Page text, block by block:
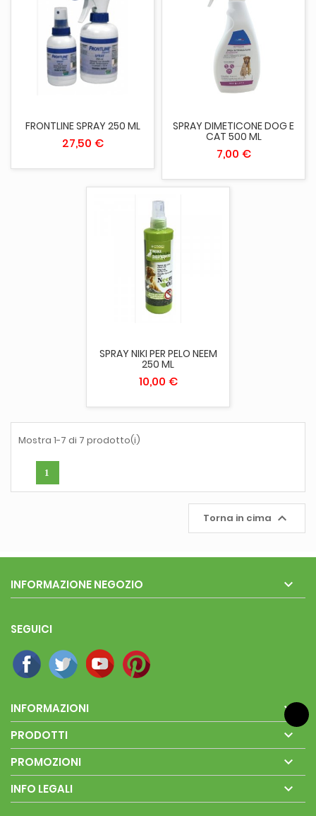
FRONTLINE SPRAY 250 ML
27,50 €
SPRAY DIMETICONE DOG E
CAT 500 ML
7,00 €
SPRAY NIKI PER PELO NEEM
250 ML
10,00 €
Mostra 1-7 di 7 prodotto(i)
1
Torna in cima 
INFORMAZIONE NEGOZIO 
SEGUICI
INFORMAZIONI 
PRODOTTI 
PROMOZIONI 
INFO LEGALI 